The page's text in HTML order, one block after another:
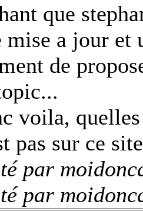
que
mise a jour et
de
voila,
pas sur ce
par
par